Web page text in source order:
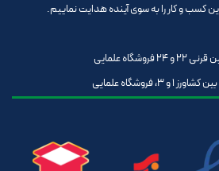
کسب و کار را به سوی آینده هدایت نماییم.